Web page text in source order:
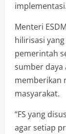
implementasi.
Menteri
hilirisasi
pemerintah
sumber daya
memberikan
masyarakat.
“FS yang
agar setiap